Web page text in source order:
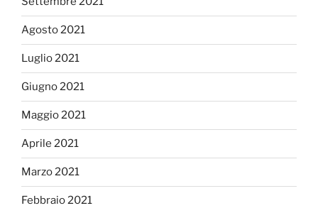
Agosto 2021
Luglio 2021
Giugno 2021
Maggio 2021
Aprile 2021
Marzo 2021
Febbraio 2021